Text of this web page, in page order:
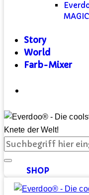
MAGIC
Story
World
Farb-Mixer
SHOP